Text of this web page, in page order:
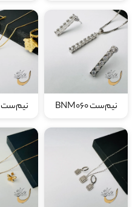
نیم‌ست BNM060 نیم‌ست BNM059